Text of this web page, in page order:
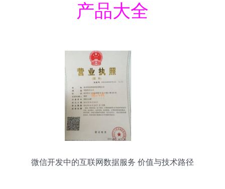
产品大全
微信开发中的互联网数据服务 价值与技术路径